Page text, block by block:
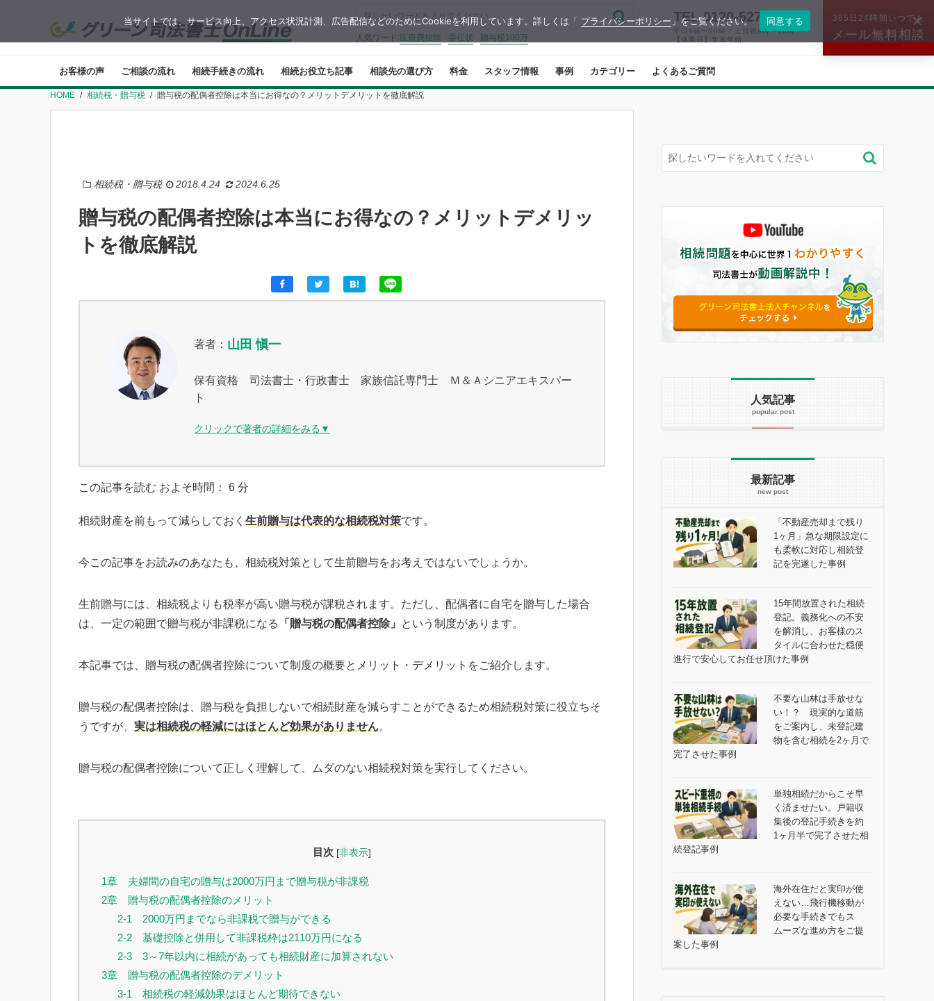
人気ワード: 医療費控除 委任状 贈与税100万
TEL.0120-527-574
平日9時〜20時 / 土日祝9時〜18時
【休業日】年末年始
365日24時間いつでも
メール無料相談
お客様の声 ご相談の流れ 相続手続きの流れ 相続お役立ち記事 相談先の選び方 料金 スタッフ情報 事例 カテゴリー よくあるご質問
HOME 相続税・贈与税 贈与税の配偶者控除は本当にお得なの？メリットデメリットを徹底解説
相続税・贈与税 2018.4.24 2024.6.25
贈与税の配偶者控除は本当にお得なの？メリットデメリッ
トを徹底解説
著者： 山田 愼一
保有資格 司法書士・行政書士 家族信託専門士 Ｍ＆Ａシニアエキスパー
ト
クリックで著者の詳細をみる▼
この記事を読む およそ時間： 6 分
相続財産を前もって減らしておく 生前贈与は代表的な相続税対策です。
今この記事をお読みのあなたも、相続税対策として生前贈与をお考えではないでしょうか。
生前贈与には、相続税よりも税率が高い贈与税が課税されます。ただし、配偶者に自宅を贈与した場合
は、一定の範囲で贈与税が非課税になる
「贈与税の配偶者控除」 という制度があります。
本記事では、贈与税の配偶者控除について制度の概要とメリット・デメリットをご紹介します。
贈与税の配偶者控除は、贈与税を負担しないで相続財産を減らすことができるため相続税対策に役立ちそ
うですが、 実は相続税の軽減にはほとんど効果がありません。
贈与税の配偶者控除について正しく理解して、ムダのない相続税対策を実行してください。
目次 [非表示]
1章 夫婦間の自宅の贈与は2000万円まで贈与税が非課税
2章 贈与税の配偶者控除のメリット
2-1 2000万円までなら非課税で贈与ができる
2-2 基礎控除と併用して非課税枠は2110万円になる
2-3 3～7年以内に相続があっても相続財産に加算されない
3章 贈与税の配偶者控除のデメリット
3-1 相続税の軽減効果はほとんど期待できない
人気記事
最新記事
「不動産売却まで残り
1ヶ月」急な期限設定に
も柔軟に対応し相続登
記を完遂した事例
15年間放置された相続
登記。義務化への不安
を解消し、お客様のス
タイルに合わせた穏便
進行で安心してお任せ頂けた事例
不要な山林は手放せな
い！？ 現実的な道筋
をご案内し、未登記建
物を含む相続を2ヶ月で
完了させた事例
単独相続だからこそ早
く済ませたい。戸籍収
集後の登記手続きを約
1ヶ月半で完了させた相
続登記事例
海外在住だと実印が使
えない…飛行機移動が
必要な手続きでもス
ムーズな進め方をご提
案した事例
当サイトでは、サービス向上、アクセス状況計測、広告配信などのためにCookieを利用しています。詳しくは「 プライバシーポリシー 」をご覧ください。 同意する